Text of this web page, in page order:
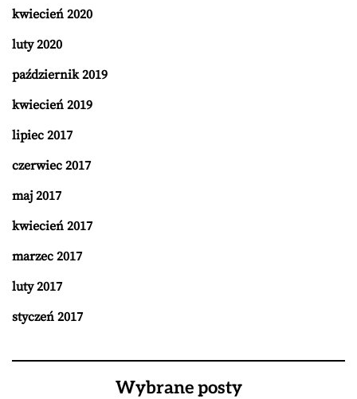
kwiecień 2020
luty 2020
październik 2019
kwiecień 2019
lipiec 2017
czerwiec 2017
maj 2017
kwiecień 2017
marzec 2017
luty 2017
styczeń 2017
Wybrane posty